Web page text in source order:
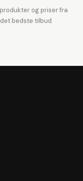
og priser fra
bedste tilbud.